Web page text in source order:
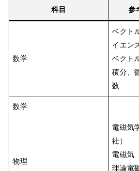
科目 参
数学
ベクト
イエン
ベクト
積分、
数
数学
物理
電磁気
社）
電磁気
理論電